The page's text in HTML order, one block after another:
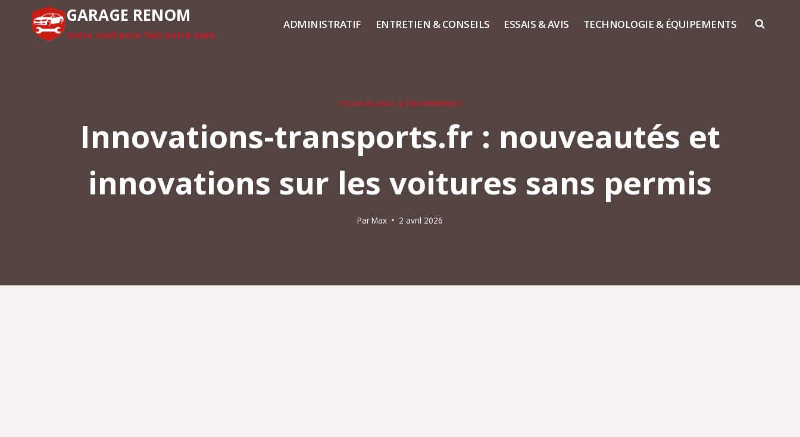
contenu
GARAGE RENOM
Votre confiance fait notre nom.
ADMINISTRATIF ENTRETIEN & CONSEILS ESSAIS & AVIS TECHNOLOGIE & ÉQUIPEMENTS
TECHNOLOGIE & ÉQUIPEMENTS
Innovations-transports.fr : nouveautés et
innovations sur les voitures sans permis
ParMax 2 avril 2026